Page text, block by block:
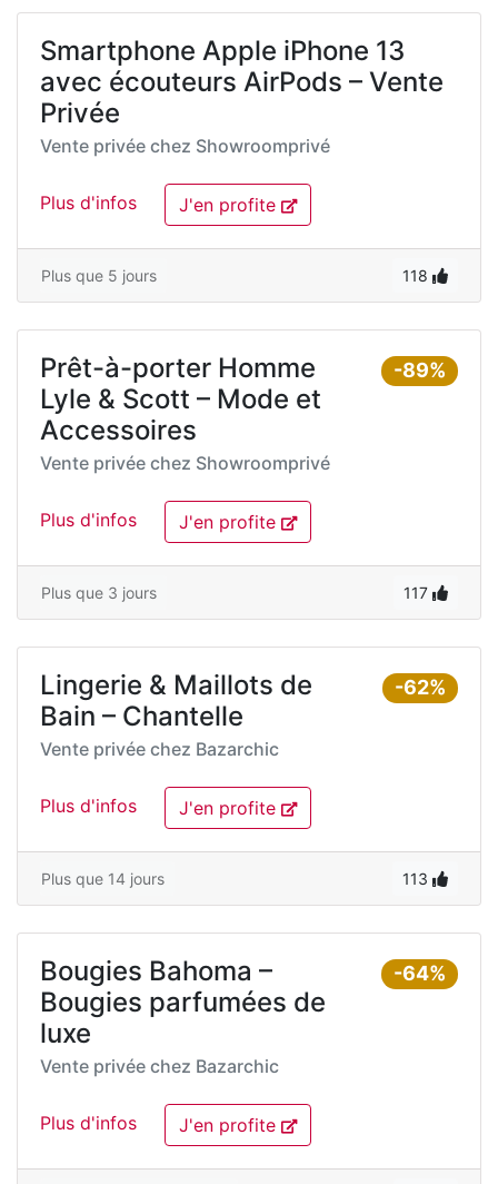
Smartphone Apple iPhone 13
avec écouteurs AirPods – Vente
Privée
Vente privée chez Showroomprivé
Plus d'infos J'en profite
Plus que 5 jours 118
-89%
Prêt-à-porter Homme
Lyle & Scott – Mode et
Accessoires
Vente privée chez Showroomprivé
Plus d'infos J'en profite
Plus que 3 jours 117
-62%
Lingerie & Maillots de
Bain – Chantelle
Vente privée chez Bazarchic
Plus d'infos J'en profite
Plus que 14 jours 113
-64%
Bougies Bahoma –
Bougies parfumées de
luxe
Vente privée chez Bazarchic
Plus d'infos J'en profite